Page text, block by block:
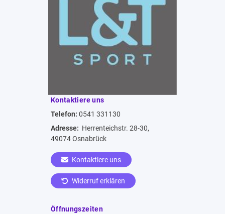
Kontaktiere uns
Telefon: 0541 331130
Adresse: Herrenteichstr. 28-30,
49074 Osnabrück
Kontaktiere uns
Widerruf erklären
Öffnungszeiten